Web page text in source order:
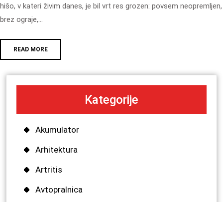
hišo, v kateri živim danes, je bil vrt res grozen: povsem neopremljen,
brez ograje,…
READ MORE
Kategorije
Akumulator
Arhitektura
Artritis
Avtopralnica